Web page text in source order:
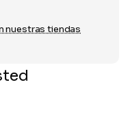
nuestras tiendas